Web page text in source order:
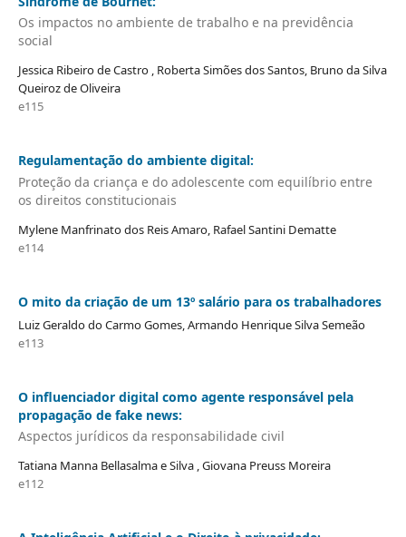
Os impactos no ambiente de trabalho e na previdência
social
Jessica Ribeiro de Castro , Roberta Simões dos Santos, Bruno da Silva
Queiroz de Oliveira
e115
Regulamentação do ambiente digital:
Proteção da criança e do adolescente com equilíbrio entre
os direitos constitucionais
Mylene Manfrinato dos Reis Amaro, Rafael Santini Dematte
e114
O mito da criação de um 13º salário para os trabalhadores
Luiz Geraldo do Carmo Gomes, Armando Henrique Silva Semeão
e113
O influenciador digital como agente responsável pela
propagação de fake news:
Aspectos jurídicos da responsabilidade civil
Tatiana Manna Bellasalma e Silva , Giovana Preuss Moreira
e112